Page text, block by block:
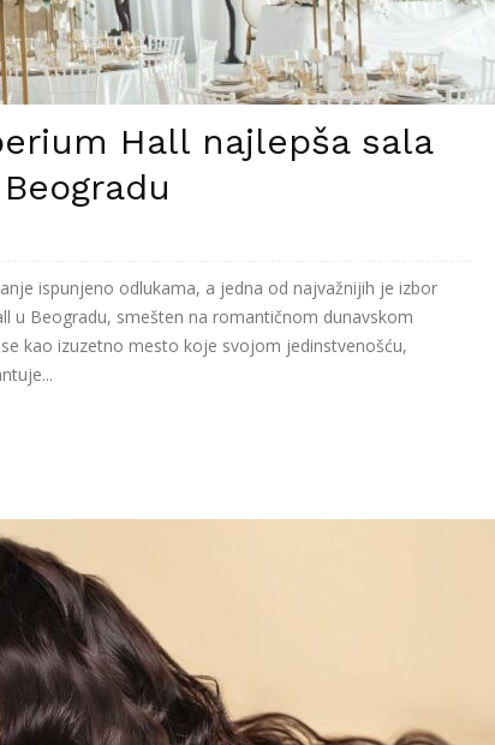
Hall najlepša sala
ispunjeno odlukama, a jedna od najvažnijih je izbor
u Beogradu, smešten na romantičnom dunavskom
kao izuzetno mesto koje svojom jedinstvenošću,